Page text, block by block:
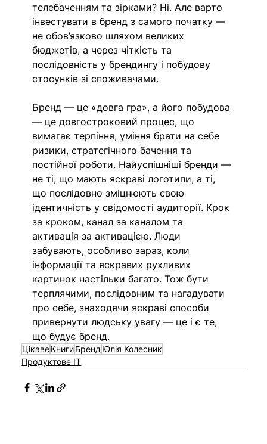
телебаченням та зірками? Ні. Але варто
інвестувати в бренд з самого початку —
не обов’язково шляхом великих
бюджетів, а через чіткість та
послідовність у брендингу і побудову
стосунків зі споживачами.
Бренд — це «довга гра», а його побудова
— це довгостроковий процес, що
вимагає терпіння, уміння брати на себе
ризики, стратегічного бачення та
постійної роботи. Найуспішніші бренди —
не ті, що мають яскраві логотипи, а ті,
що послідовно зміцнюють свою
ідентичність у свідомості аудиторії. Крок
за кроком, канал за каналом та
активація за активацією. Люди
забувають, особливо зараз, коли
інформації та яскравих рухливих
картинок настільки багато. Тож бути
терплячими, послідовним та нагадувати
про себе, знаходячи яскраві способи
привернути людську увагу — це і є те,
що будує бренд.
ЦікавеКнигиБренд Юлія Колесник
Продуктове IT